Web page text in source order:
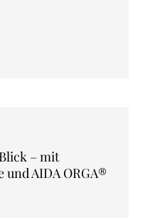
– mit
und AIDA ORGA®